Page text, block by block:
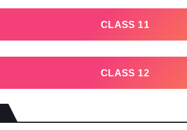
CLASS 11
CLASS 12